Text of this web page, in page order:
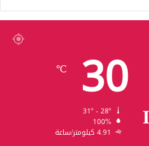
30
℃
100%
4.91 كيلومتر/ساعة